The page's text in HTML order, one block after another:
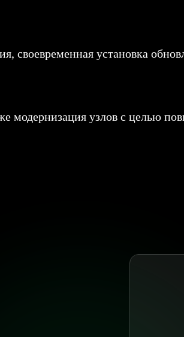
своевременная установка
модернизация узлов с целью